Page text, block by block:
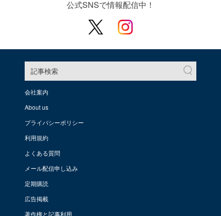
公式SNSで情報配信中！
記事検索
会社案内
About us
プライバシーポリシー
利用規約
よくある質問
メール配信申し込み
定期購読
広告掲載
著作権と記事利用